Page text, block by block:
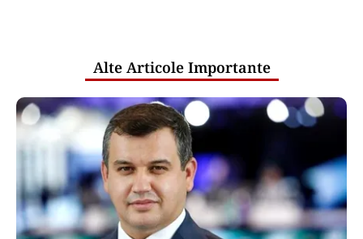
Alte Articole Importante